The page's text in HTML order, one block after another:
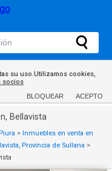
su uso.Utilizamos cookies,
socios
BLOQUEAR ACEPTO
Bellavista
> Inmuebles en venta en
Provincia de Sullana >